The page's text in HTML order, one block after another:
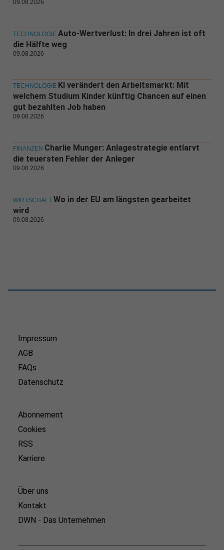
09.08.2026
TECHNOLOGIE Auto-Wertverlust: In drei Jahren ist oft
die Hälfte weg
09.08.2026
TECHNOLOGIE KI verändert den Arbeitsmarkt: Mit
welchem Studium Kinder künftig Chancen auf einen
gut bezahlten Job haben
09.08.2026
FINANZEN Charlie Munger: Anlagestrategie entlarvt
die teuersten Fehler der Anleger
09.08.2026
WIRTSCHAFT Wo in der EU am längsten gearbeitet
wird
09.08.2026
Impressum
AGB
FAQs
Datenschutz
Abonnement
Cookies
RSS
Karriere
Über uns
Kontakt
DWN - Das Unternehmen